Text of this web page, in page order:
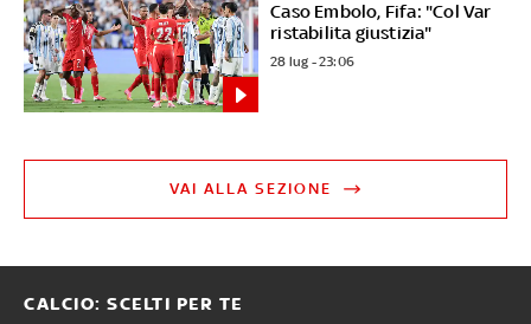
Caso Embolo, Fifa: "Col Var
ristabilita giustizia"
28 lug - 23:06
VAI ALLA SEZIONE
CALCIO: SCELTI PER TE